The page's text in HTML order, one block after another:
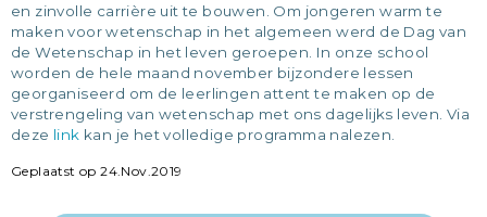
en zinvolle carrière uit te bouwen. Om jongeren warm te
maken voor wetenschap in het algemeen werd de Dag van
de Wetenschap in het leven geroepen. In onze school
worden de hele maand november bijzondere lessen
georganiseerd om de leerlingen attent te maken op de
verstrengeling van wetenschap met ons dagelijks leven. Via
deze link kan je het volledige programma nalezen.
Geplaatst op 24.Nov.2019